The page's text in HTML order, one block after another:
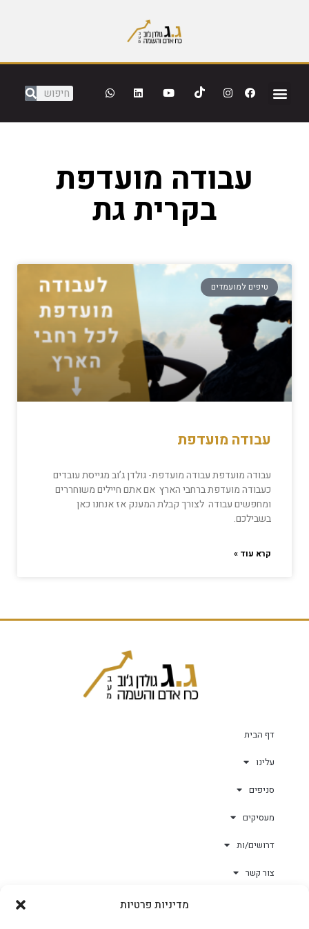
מדיניות פרטיות
עבודה מועדפת
בקרית גת
טיפים למועמדים
עבודה מועדפת
עבודה מועדפת עבודה מועדפת- גולדן ג’וב מגייסת עובדים
כעבודה מועדפת ברחבי הארץ אם אתם חיילים משוחררים
ומחפשים עבודה לצורך קבלת המענק אז אנחנו כאן
בשבילכם.
קרא עוד »
דף הבית
עלינו
סניפים
מעסיקים
דרושים/ות
צור קשר